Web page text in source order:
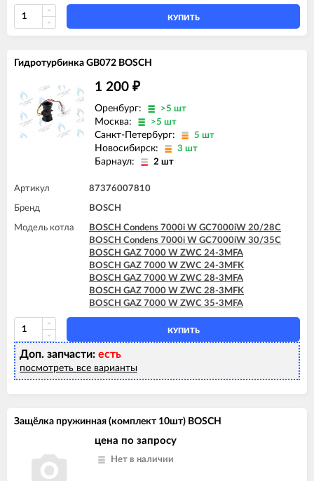
КУПИТЬ
Гидротурбинка GB072 BOSCH
1 200 ₽
Оренбург: >5 шт
Москва: >5 шт
Санкт-Петербург: 5 шт
Новосибирск: 3 шт
Барнаул: 2 шт
Артикул 87376007810
Бренд BOSCH
Модель котла
BOSCH Condens 7000i W GC7000iW 20/28C
BOSCH Condens 7000i W GC7000iW 30/35C
BOSCH GAZ 7000 W ZWC 24-3MFA
BOSCH GAZ 7000 W ZWC 24-3MFK
BOSCH GAZ 7000 W ZWC 28-3MFA
BOSCH GAZ 7000 W ZWC 28-3MFK
BOSCH GAZ 7000 W ZWC 35-3MFA
КУПИТЬ
Доп. запчасти: есть
посмотреть все варианты
Защёлка пружинная (комплект 10шт) BOSCH
цена по запросу
Нет в наличии